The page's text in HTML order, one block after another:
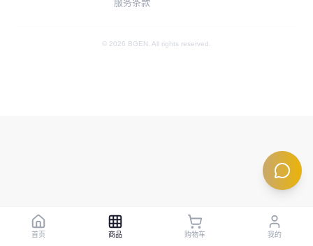
服务条款
© 2026 BGEN. All rights reserved.
首页 商品 购物车 我的